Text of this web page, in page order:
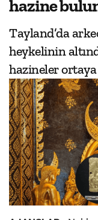
hazine
Tayland’da
heykelinin
hazineler ortaya